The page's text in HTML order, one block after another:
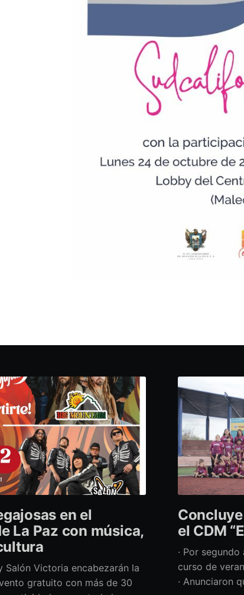
en el
La Paz con música,
Salón Victoria encabezarán la
gratuito con más de 30
el CDM
· Por
curso de
· Anunciaron